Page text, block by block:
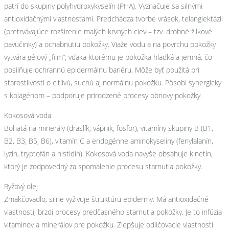
patrí do skupiny polyhydroxykyselín (PHA). Vyznačuje sa silnými
antioxidačnými vlastnosťami. Predchádza tvorbe vrások, telangiektázii
(pretrvávajúce rozšírenie malých krvných ciev – tzv. drobné žilkové
pavučinky) a ochabnutiu pokožky. Viaže vodu a na povrchu pokožky
vytvára gélový „film“, vďaka ktorému je pokožka hladká a jemná, čo
posilňuje ochrannú epidermálnu bariéru. Môže byť použitá pri
starostlivosti o citlivú, suchú aj normálnu pokožku. Pôsobí synergicky
s kolagénom – podporuje prirodzené procesy obnovy pokožky.
Kokosová voda
Bohatá na minerály (draslík, vápnik, fosfor), vitamíny skupiny B (B1,
B2, B3, B5, B6), vitamín C a endogénne aminokyseliny (fenylalanín,
lyzín, tryptofán a histidín). Kokosová voda navyše obsahuje kinetín,
ktorý je zodpovedný za spomalenie procesu starnutia pokožky.
Ryžový olej
Zmäkčovadlo, silne vyživuje štruktúru epidermy. Má antioxidačné
vlastnosti, brzdí procesy predčasného starnutia pokožky. Je to infúzia
vitamínov a minerálov pre pokožku. Zlepšuje odličovacie vlastnosti